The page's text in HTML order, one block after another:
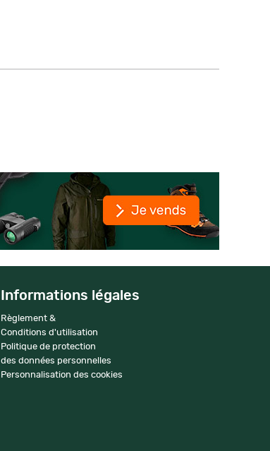
Informations légales
Règlement &
Conditions d'utilisation
Politique de protection
des données personnelles
Personnalisation des cookies